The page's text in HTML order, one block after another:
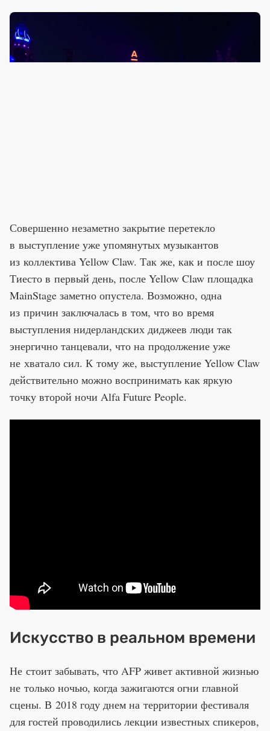
Совершенно незаметно закрытие перетекло
в выступление уже упомянутых музыкантов
из коллектива Yellow Claw. Так же, как и после шоу
Тиесто в первый день, после Yellow Claw площадка
MainStage заметно опустела. Возможно, одна
из причин заключалась в том, что во время
выступления нидерландских диджеев люди так
энергично танцевали, что на продолжение уже
не хватало сил. К тому же, выступление Yellow Claw
действительно можно воспринимать как яркую
точку второй ночи Alfa Future People.
Искусство в реальном времени
Не стоит забывать, что AFP живет активной жизнью
не только ночью, когда зажигаются огни главной
сцены. В 2018 году днем на территории фестиваля
для гостей проводились лекции известных спикеров,